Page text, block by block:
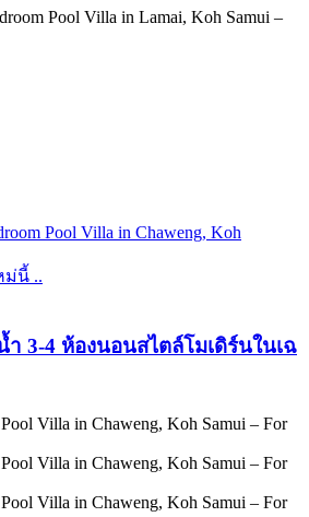
ม่นี้ ..
3-4 ห้องนอนสไตล์โมเดิร์นในเฉ